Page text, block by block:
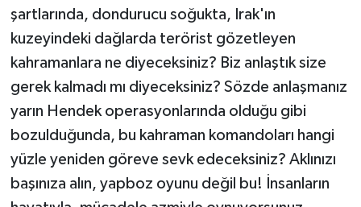
şartlarında, dondurucu soğukta, Irak'ın
kuzeyindeki dağlarda terörist gözetleyen
kahramanlara ne diyeceksiniz? Biz anlaştık size
gerek kalmadı mı diyeceksiniz? Sözde anlaşmanız
yarın Hendek operasyonlarında olduğu gibi
bozulduğunda, bu kahraman komandoları hangi
yüzle yeniden göreve sevk edeceksiniz? Aklınızı
başınıza alın, yapboz oyunu değil bu! İnsanların